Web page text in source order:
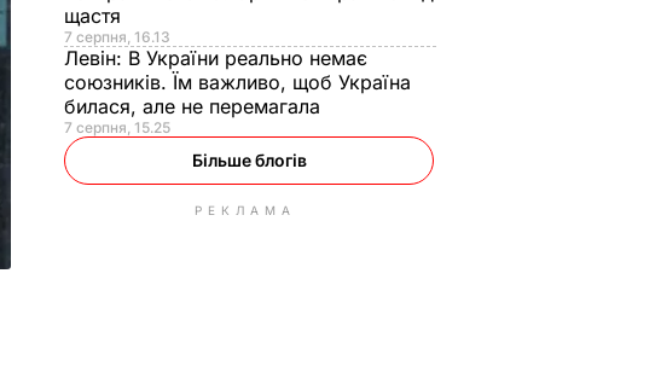
щастя
7 серпня, 16.13
Левін: В України реально немає
союзників. Їм важливо, щоб Україна
билася, але не перемагала
7 серпня, 15.25
Більше блогів
РЕКЛАМА